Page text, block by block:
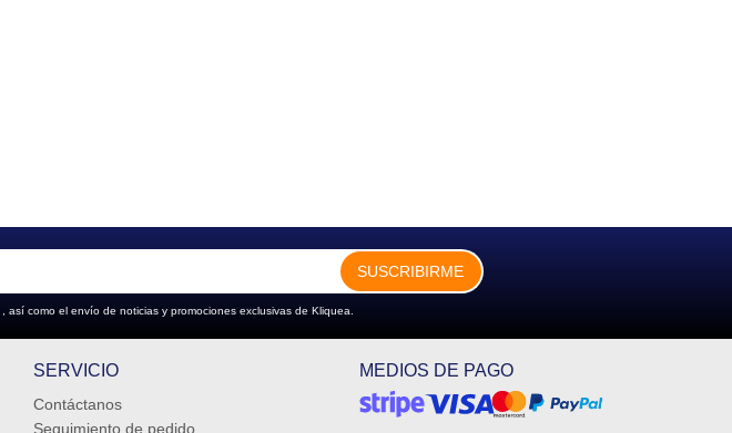
SUSCRIBIRME
, así como el envío de noticias y promociones exclusivas de Kliquea.
SERVICIO
Contáctanos
Seguimiento de pedido
MEDIOS DE PAGO